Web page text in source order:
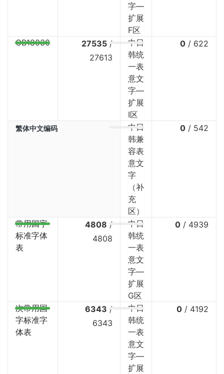
字—
扩展
F区
GB18030 27535 /
27613
中日
韩统
一表
意文
字—
扩展
I区
0 / 622
繁体中文编码
中日
韩兼
容表
意文
字
（补
充
区）
0 / 542
常用国字
标准字体
表
4808 /
4808
中日
韩统
一表
意文
字—
扩展
G区
0 / 4939
次常用国
字标准字
体表
6343 /
6343
中日
韩统
一表
意文
字—
扩展
0 / 4192